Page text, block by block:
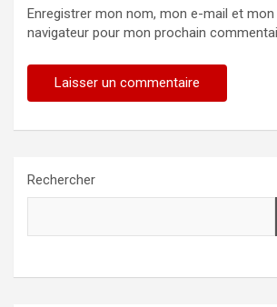
Enregistrer mon nom, mon e-mail et
navigateur pour mon prochain
Rechercher